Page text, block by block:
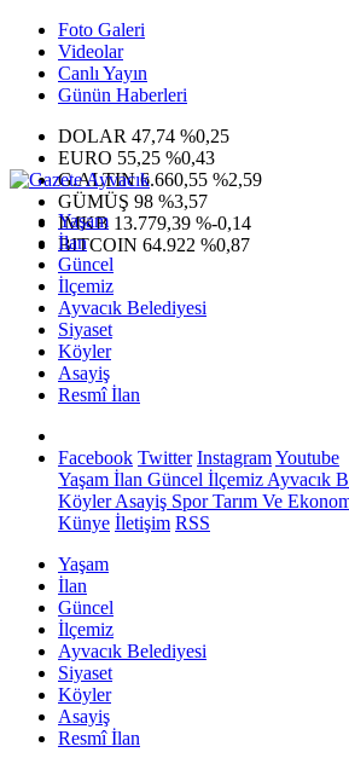
Foto Galeri
Videolar
Canlı Yayın
Günün Haberleri
DOLAR 47,74 %0,25
EURO 55,25 %0,43
G.ALTIN6.660,55 %2,59
GÜMÜŞ 98 %3,57
IMKB 13.779,39 %-0,14
BITCOIN 64.922 %0,87
Yaşam
İlan
Güncel
İlçemiz
Ayvacık Belediyesi
Siyaset
Köyler
Asayiş
Resmî İlan
Facebook Twitter InstagramYoutube
Yaşam İlan Güncel İlçemiz Ayvacık
KöylerAsayiş SporTarım Ve
Künye İletişim RSS
Yaşam
İlan
Güncel
İlçemiz
Ayvacık Belediyesi
Siyaset
Köyler
Asayiş
Resmî İlan